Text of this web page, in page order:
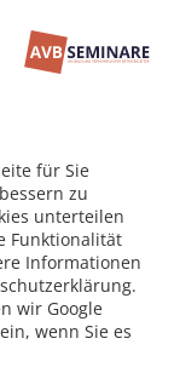
für Sie
zu
unterteilen
Funktionalität
Informationen
wir Google
wenn Sie es